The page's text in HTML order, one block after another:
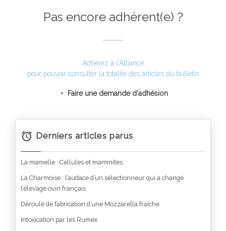
Pas encore adhérent(e) ?
Adhérez à l'Alliance
pour pouvoir consulter la totalité des articles du bulletin
Faire une demande d'adhésion
Derniers articles parus
La mamelle : Cellules et mammites
La Charmoise : l’audace d’un sélectionneur qui a changé
l’élevage ovin français
Déroulé de fabrication d’une Mozzarella fraîche
Intoxication par les Rumex